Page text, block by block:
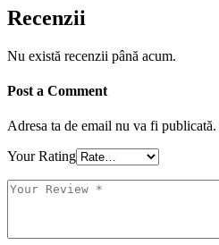
Recenzii
Nu există recenzii până acum.
Post a Comment
Adresa ta de email nu va fi publicată.
Your Rating